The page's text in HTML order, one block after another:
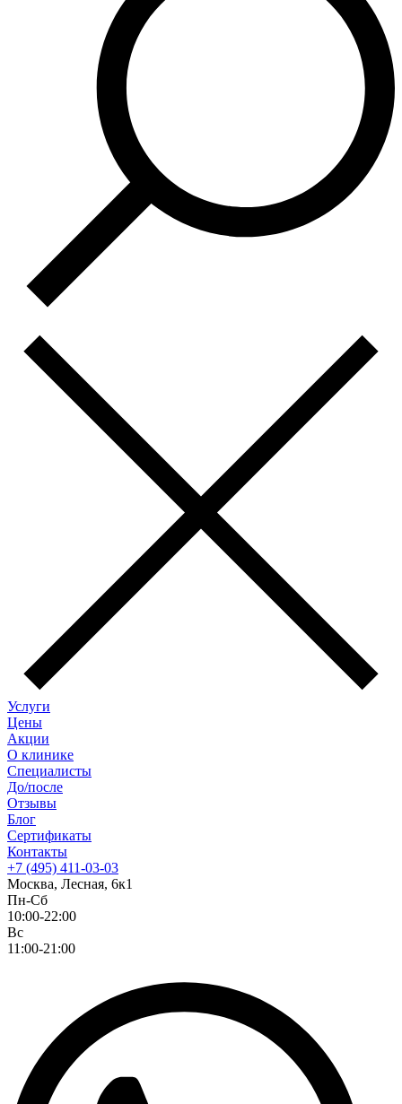
Услуги
Цены
Акции
О клинике
Специалисты
До/после
Отзывы
Блог
Сертификаты
Контакты
+7 (495) 411-03-03
Москва, Лесная, 6к1
Пн-Сб
10:00-22:00
Вс
11:00-21:00